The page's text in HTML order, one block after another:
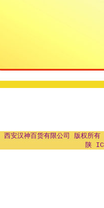
西安汉神百货有限公司 版
陕